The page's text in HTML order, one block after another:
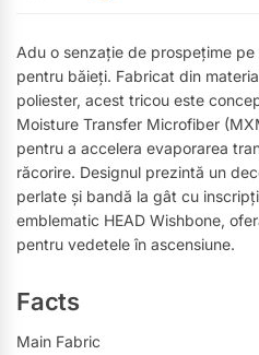
Adu o senzație de prospețime pe
pentru băieți. Fabricat din
poliester, acest tricou este
Moisture Transfer Microfiber
pentru a accelera evaporarea
răcorire. Designul prezintă un
perlate și bandă la gât cu
emblematic HEAD Wishbone,
pentru vedetele în ascensiune.
Facts
Main Fabric